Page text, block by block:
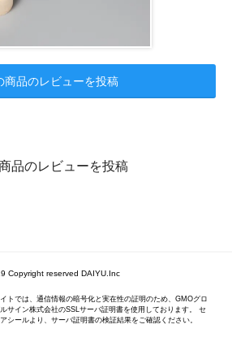
商品のレビューを投稿
品のレビューを投稿
Copyright reserved DAIYU.Inc
トでは、通信情報の暗号化と実在性の証明のため、GMOグロ
サイン株式会社のSSLサーバ証明書を使用しております。 セ
シールより、サーバ証明書の検証結果をご確認ください。